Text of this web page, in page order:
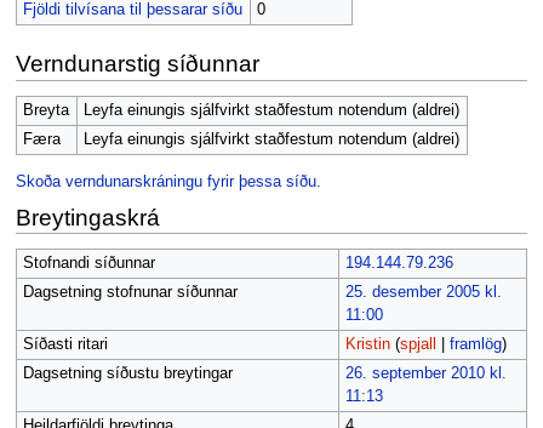
Fjöldi tilvísana til þessarar síðu
0
Verndunarstig síðunnar
Breyta
Leyfa einungis sjálfvirkt staðfestum notendum (aldrei)
Færa
Leyfa einungis sjálfvirkt staðfestum notendum (aldrei)
Skoða verndunarskráningu fyrir þessa síðu.
Breytingaskrá
Stofnandi síðunnar
194.144.79.236
Dagsetning stofnunar síðunnar
25. desember 2005 kl.
11:00
Síðasti ritari
Kristin (spjall framlög)
Dagsetning síðustu breytingar
26. september 2010 kl.
11:13